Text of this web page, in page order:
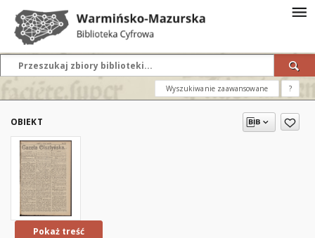
Wyszukiwanie zaawansowane ?
OBIEKT
Pokaż treść